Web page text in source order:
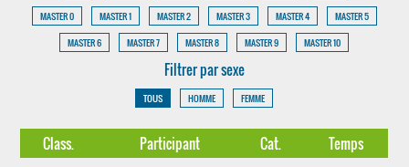
MASTER 0
MASTER 1 MASTER 2 MASTER 3 MASTER 4
MASTER 5
MASTER 6
MASTER 7 MASTER 8 MASTER 9 MASTER 10
Filtrer par sexe
TOUS HOMME FEMME
Class. Participant Cat. Temps